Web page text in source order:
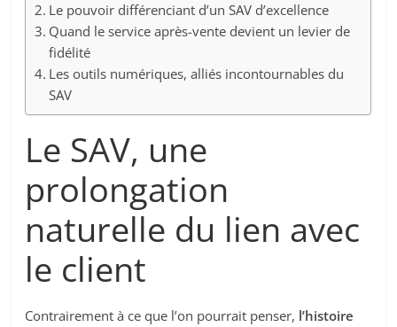
Le pouvoir différenciant d’un SAV d’excellence
Quand le service après-vente devient un levier de
fidélité
Les outils numériques, alliés incontournables du
SAV
Le SAV, une
prolongation
naturelle du lien avec
le client
Contrairement à ce que l’on pourrait penser, l’histoire